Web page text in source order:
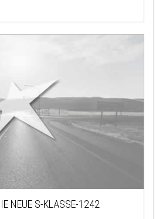
NEUE S-KLASSE-1242